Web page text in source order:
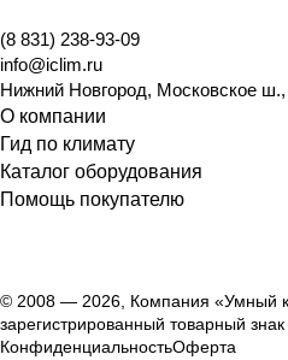
(8 831) 238-93-09
info@iclim.ru
Нижний Новгород, Московское ш.,
О компании
Гид по климату
Каталог оборудования
Помощь покупателю
© 2008 — 2026, Компания «Умный
зарегистрированный товарный знак
КонфиденциальностьОферта